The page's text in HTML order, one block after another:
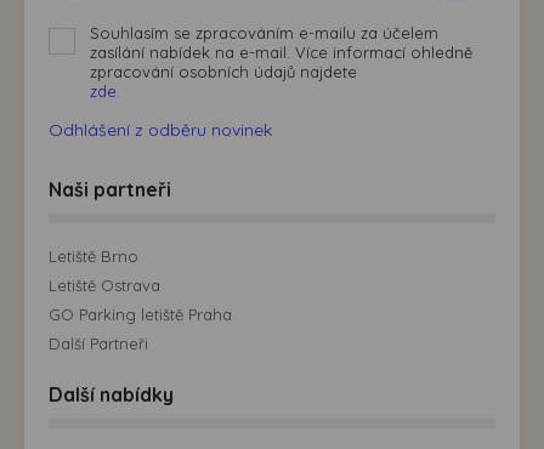
Souhlasím se zpracováním e-mailu za účelem
zasílání nabídek na e-mail. Více informací ohledně
zpracování osobních údajů najdete
zde.
Odhlášení z odběru novinek
Naši partneři
Letiště Brno
Letiště Ostrava
GO Parking letiště Praha
Další Partneři
Další nabídky